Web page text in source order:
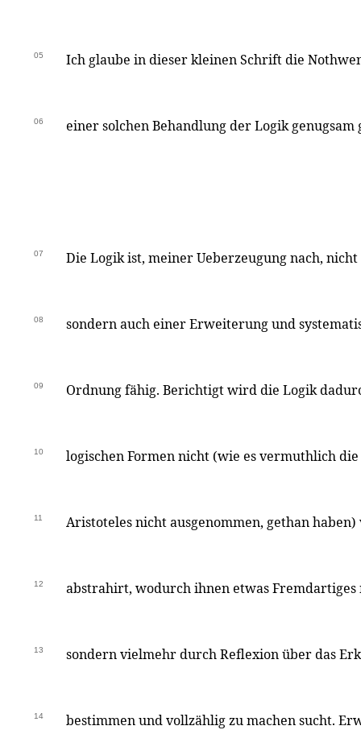
05 Ich glaube in dieser kleinen Schrift die
06 einer solchen Behandlung der Logik genugsam
07 Die Logik ist, meiner Ueberzeugung nach,
08 sondern auch einer Erweiterung und
09 Ordnung fähig. Berichtigt wird die Logik
10 logischen Formen nicht (wie es vermuthlich
11 Aristoteles nicht ausgenommen, gethan
12 abstrahirt, wodurch ihnen etwas
13 sondern vielmehr durch Reflexion über das
14 bestimmen und vollzählig zu machen sucht.